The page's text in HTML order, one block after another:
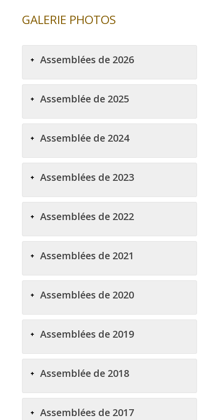
GALERIE PHOTOS
Assemblées de 2026
Assemblée de 2025
Assemblée de 2024
Assemblées de 2023
Assemblées de 2022
Assemblées de 2021
Assemblées de 2020
Assemblées de 2019
Assemblée de 2018
Assemblées de 2017